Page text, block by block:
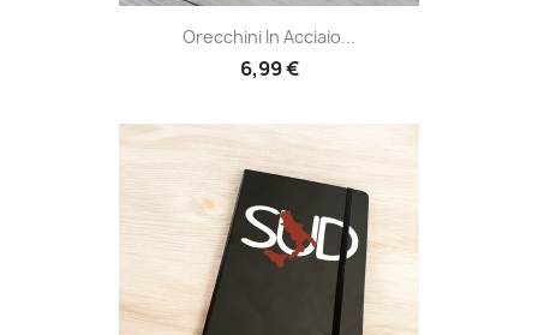
Orecchini In Acciaio...
6,99 €